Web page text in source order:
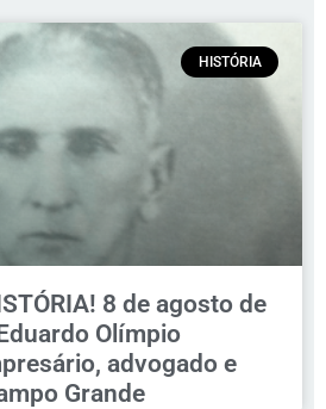
HISTÓRIA
8 de agosto de
Olímpio
advogado e
Grande